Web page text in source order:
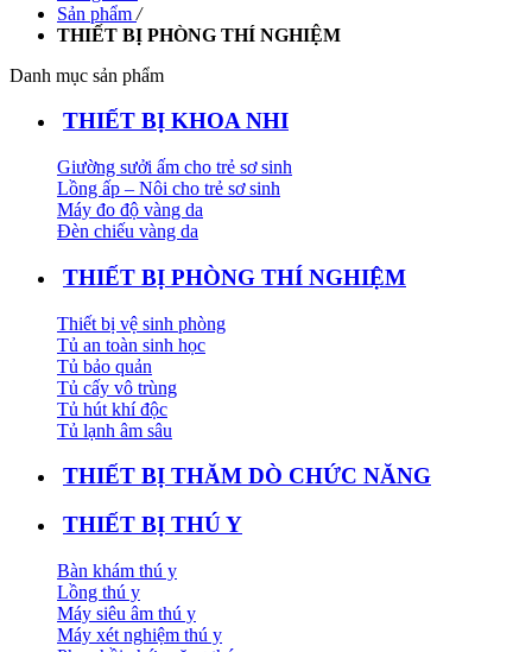
Sản phẩm /
THIẾT BỊ PHÒNG THÍ NGHIỆM
Danh mục sản phẩm
THIẾT BỊ KHOA NHI
Giường sưởi ấm cho trẻ sơ sinh
Lồng ấp – Nôi cho trẻ sơ sinh
Máy đo độ vàng da
Đèn chiếu vàng da
THIẾT BỊ PHÒNG THÍ NGHIỆM
Thiết bị vệ sinh phòng
Tủ an toàn sinh học
Tủ bảo quản
Tủ cấy vô trùng
Tủ hút khí độc
Tủ lạnh âm sâu
THIẾT BỊ THĂM DÒ CHỨC NĂNG
THIẾT BỊ THÚ Y
Bàn khám thú y
Lồng thú y
Máy siêu âm thú y
Máy xét nghiệm thú y